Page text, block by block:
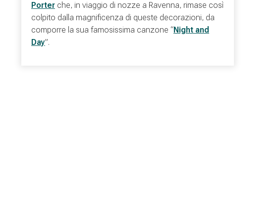
Porterche, in viaggio di nozze a Ravenna, rimase così
colpito dalla magnificenza di queste decorazioni, da
comporre la sua famosissima canzone “Night and
Day”.